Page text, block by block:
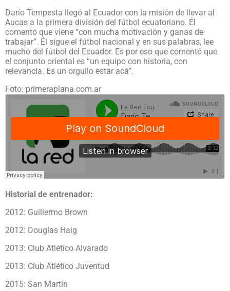
Darío Tempesta llegó al Ecuador con la misión de llevar al
Aucas a la primera división del fútbol ecuatoriano. Él
comentó que viene “con mucha motivación y ganas de
trabajar”. Él sigue el fútbol nacional y en sus palabras, lee
mucho del fútbol del Ecuador. Es por eso que comentó que
el conjunto oriental es “un equipo con historia, con
relevancia. Es un orgullo estar acá”.
Foto: primeraplana.com.ar
Historial de entrenador:
2012: Guillermo Brown
2012: Douglas Haig
2013: Club Atlético Alvarado
2013: Club Atlético Juventud
2015: San Martín